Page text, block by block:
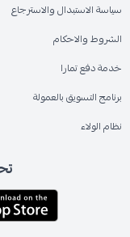
سياسة الاستبدال والاسترجاع
الشروط والاحكام
خدمة دفع تمارا
برنامج التسويق بالعمولة
نظام الولاء